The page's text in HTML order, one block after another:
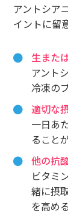
アントシア
イントに留
生また
アント
冷凍の
適切な
一日あ
ること
他の抗
ビタミ
緒に摂
を高め